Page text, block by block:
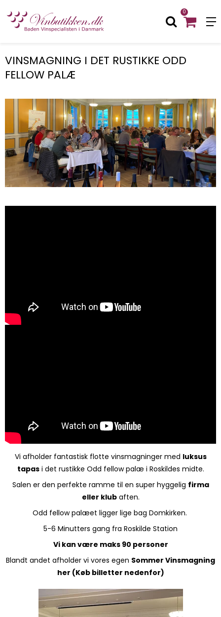
0
VINSMAGNING I DET RUSTIKKE ODD
FELLOW PALÆ
Vi afholder fantastisk flotte vinsmagninger med luksus
tapasi det rustikke Odd fellow palæ i Roskildes midte.
Salen er den perfekte ramme til en super hyggelig firma
eller klubaften.
Odd fellow palæet ligger lige bag Domkirken.
5-6 Minutters gang fra Roskilde Station
Vi kan være maks 90 personer
Blandt andet afholder vi vores egen Sommer Vinsmagning
her (Køb billetter nedenfor)